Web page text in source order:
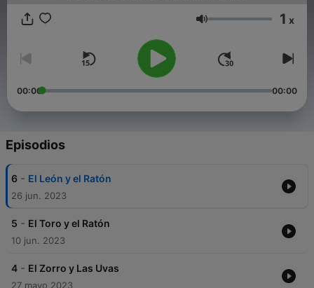
Volumen 1 x
00:00 00:00
Episodios
6 - El León y el Ratón
26 jun. 2023
5 - El Toro y el Ratón
10 jun. 2023
4 - El Zorro y Las Uvas
27 mayo 2023